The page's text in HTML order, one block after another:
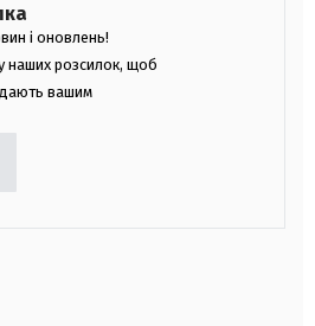
і оновлень!
наших розсилок, щоб
вашим